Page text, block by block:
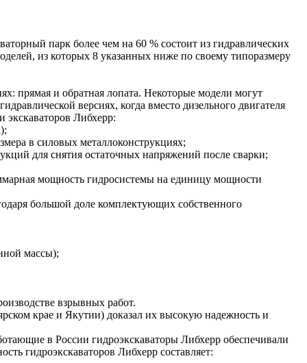
парк более чем на 60 % состоит из гидравлических
из которых 8 указанных ниже по своему типоразмеру
прямая и обратная лопата. Некоторые модели могут
версиях, когда вместо дизельного двигателя
экскаваторов Либхерр:
в силовых металлоконструкциях;
для снятия остаточных напряжений после сварки;
мощность гидросистемы на единицу мощности
большой доле комплектующих собственного
массы);
взрывных работ.
крае и Якутии) доказал их высокую надежность и
в России гидроэкскаваторы Либхерр обеспечивали
гидроэкскаваторов Либхерр составляет: